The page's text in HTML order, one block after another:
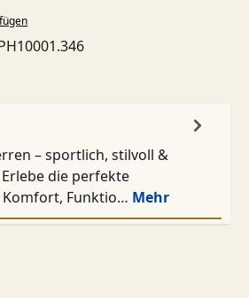
– sportlich, stilvoll &
die perfekte
Funktio… Mehr